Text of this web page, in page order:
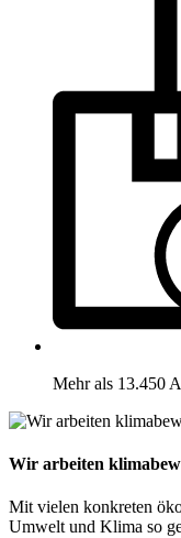
Mehr als 13.450
Wir arbeiten
Mit vielen konkreten
Umwelt und Klima so